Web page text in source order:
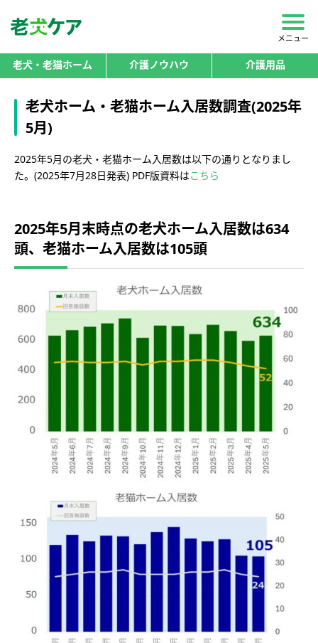
メニュー
老犬・老猫ホーム 介護ノウハウ 介護用品
老犬ホーム・老猫ホーム入居数調査(2025年
5月)
2025年5月の老犬・老猫ホーム入居数は以下の通りとなりまし
た。(2025年7月28日発表) PDF版資料はこちら
2025年5月末時点の老犬ホーム入居数は634
頭、老猫ホーム入居数は105頭